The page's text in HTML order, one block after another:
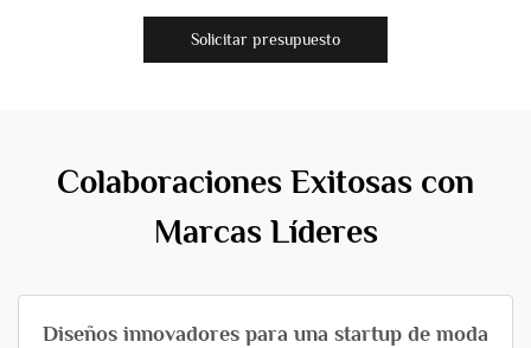
Solicitar presupuesto
Colaboraciones Exitosas con
Marcas Líderes
Diseños innovadores para una startup de moda